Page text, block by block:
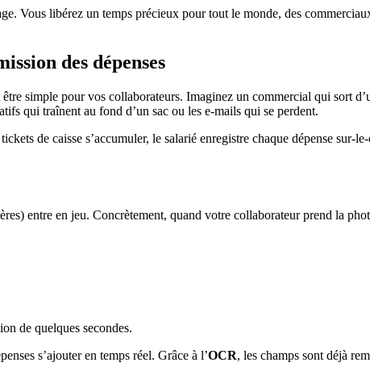
Vous libérez un temps précieux pour tout le monde, des
des dépenses
simple pour vos collaborateurs. Imaginez un commercial qui sort
qui traînent au fond d’un sac ou les e-mails qui se perdent.
de caisse s’accumuler, le salarié enregistre chaque dépense sur-
entre en jeu. Concrètement, quand votre collaborateur prend la
de quelques secondes.
s’ajouter en temps réel. Grâce à l’OCR, les champs sont déjà